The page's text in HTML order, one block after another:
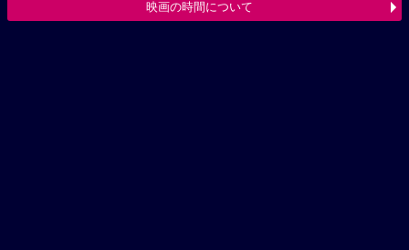
映画の時間について